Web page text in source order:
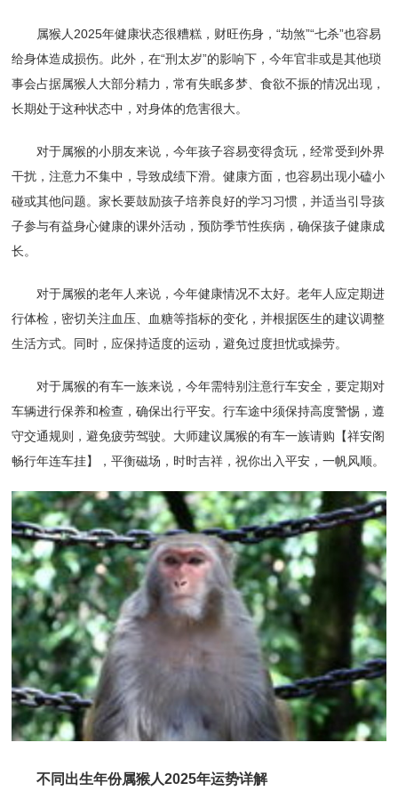
属猴人2025年健康状态很糟糕，财旺伤身，“劫煞”“七杀”也容易
给身体造成损伤。此外，在“刑太岁”的影响下，今年官非或是其他琐
事会占据属猴人大部分精力，常有失眠多梦、食欲不振的情况出现，
长期处于这种状态中，对身体的危害很大。
对于属猴的小朋友来说，今年孩子容易变得贪玩，经常受到外界
干扰，注意力不集中，导致成绩下滑。健康方面，也容易出现小磕小
碰或其他问题。家长要鼓励孩子培养良好的学习习惯，并适当引导孩
子参与有益身心健康的课外活动，预防季节性疾病，确保孩子健康成
长。
对于属猴的老年人来说，今年健康情况不太好。老年人应定期进
行体检，密切关注血压、血糖等指标的变化，并根据医生的建议调整
生活方式。同时，应保持适度的运动，避免过度担忧或操劳。
对于属猴的有车一族来说，今年需特别注意行车安全，要定期对
车辆进行保养和检查，确保出行平安。行车途中须保持高度警惕，遵
守交通规则，避免疲劳驾驶。大师建议属猴的有车一族请购【祥安阁
畅行年连车挂】，平衡磁场，时时吉祥，祝你出入平安，一帆风顺。
不同出生年份属猴人2025年运势详解